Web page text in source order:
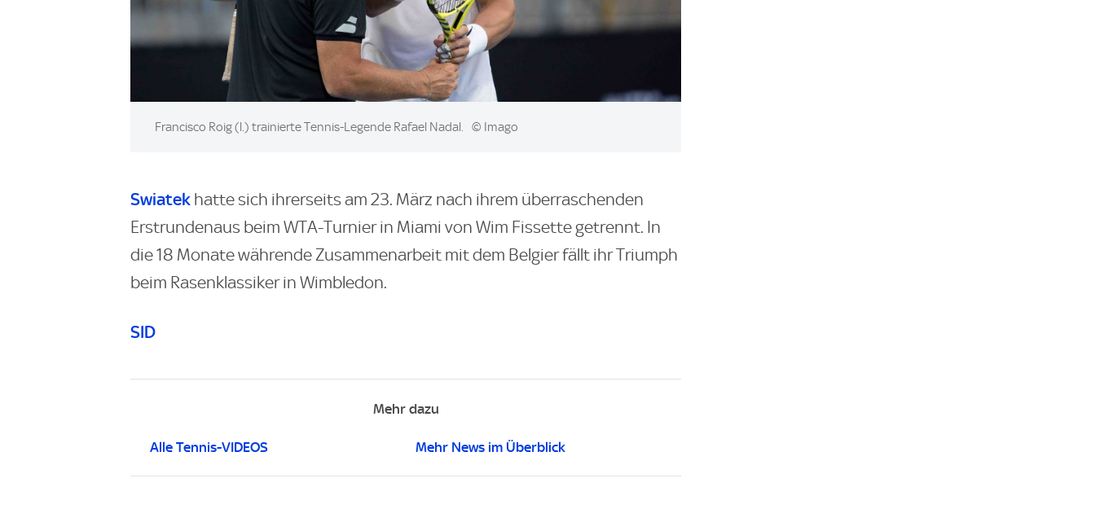
Image:
Francisco Roig (l.) trainierte Tennis-Legende Rafael Nadal. © Imago
Swiatek hatte sich ihrerseits am 23. März nach ihrem überraschenden
Erstrundenaus beim WTA-Turnier in Miami von Wim Fissette getrennt. In
die 18 Monate währende Zusammenarbeit mit dem Belgier fällt ihr Triumph
beim Rasenklassiker in Wimbledon.
SID
Mehr dazu
Alle Tennis-VIDEOS Mehr News im Überblick